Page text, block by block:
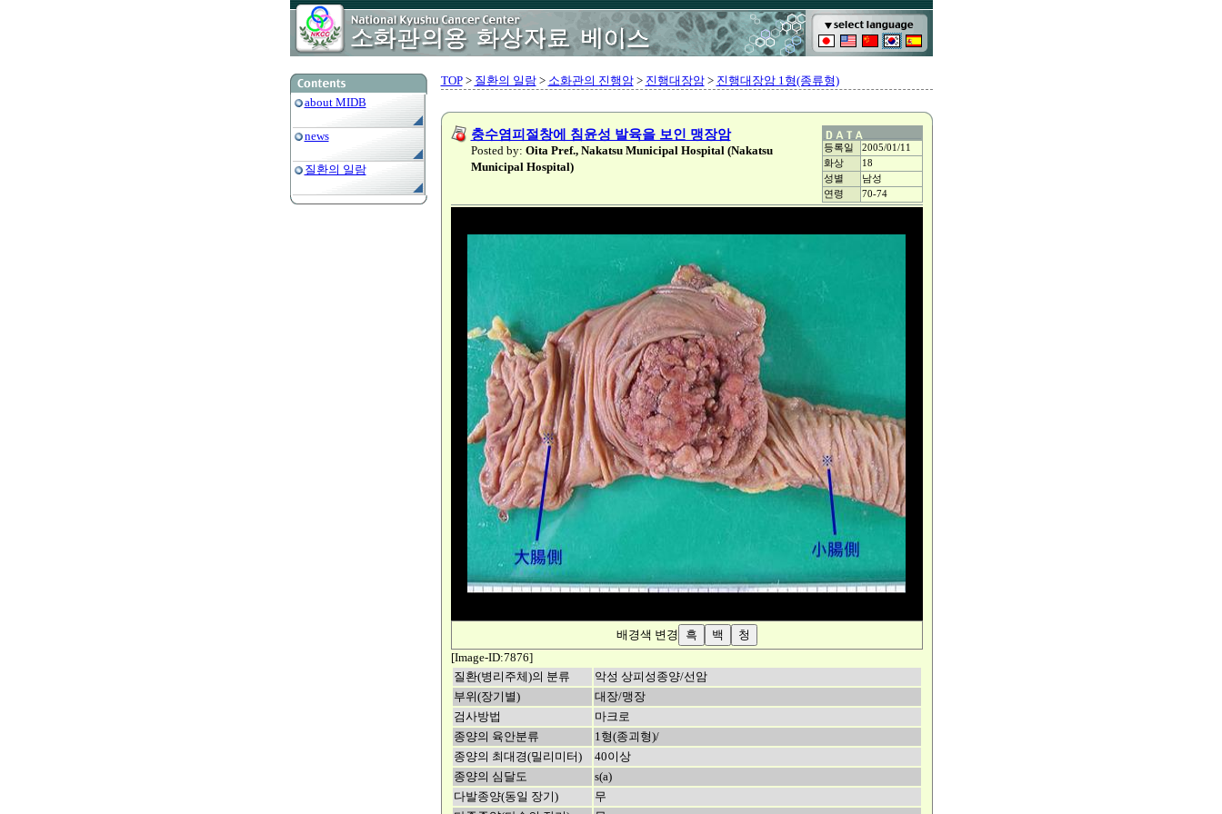
about MIDB
news
질환의 일람
TOP> 질환의 일람> 소화관의 진행암> 진행대장암> 진행대장암 1형(종류형)
충수염피절창에 침윤성 발육을 보인 맹장암
Posted by: Oita Pref., Nakatsu Municipal Hospital (Nakatsu
Municipal Hospital)
등록일
2005/01/11
화상
18
성별
남성
연령
70-74
배경색 변경
[Image-ID:7876]
질환(병리주체)의 분류
악성 상피성종양/선암
부위(장기별)
대장/맹장
검사방법
마크로
종양의 육안분류
1형(종괴형)/
종양의 최대경(밀리미터)
40이상
종양의 심달도
s(a)
다발종양(동일 장기)
무